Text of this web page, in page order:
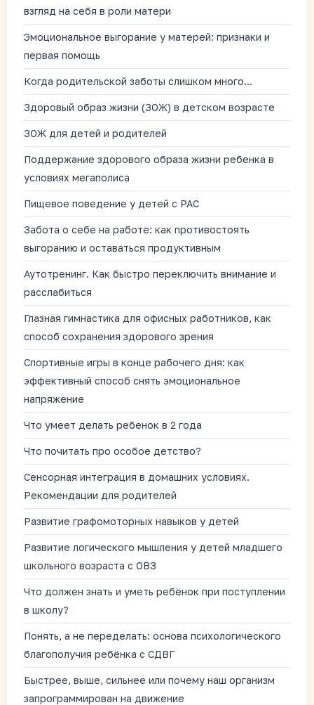
взгляд на себя в роли матери
Эмоциональное выгорание у матерей: признаки и
первая помощь
Когда родительской заботы слишком много…
Здоровый образ жизни (ЗОЖ) в детском возрасте
ЗОЖ для детей и родителей
Поддержание здорового образа жизни ребенка в
условиях мегаполиса
Пищевое поведение у детей с РАС
Забота о себе на работе: как противостоять
выгоранию и оставаться продуктивным
Аутотренинг. Как быстро переключить внимание и
расслабиться
Глазная гимнастика для офисных работников, как
способ сохранения здорового зрения
Спортивные игры в конце рабочего дня: как
эффективный способ снять эмоциональное
напряжение
Что умеет делать ребенок в 2 года
Что почитать про особое детство?
Сенсорная интеграция в домашних условиях.
Рекомендации для родителей
Развитие графомоторных навыков у детей
Развитие логического мышления у детей младшего
школьного возраста с ОВЗ
Что должен знать и уметь ребёнок при поступлении
в школу?
Понять, а не переделать: основа психологического
благополучия ребёнка с СДВГ
Быстрее, выше, сильнее или почему наш организм
запрограммирован на движение